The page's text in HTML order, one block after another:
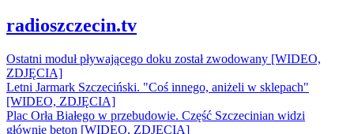
radioszczecin.tv
Ostatni moduł pływającego doku został zwodowany [WIDEO,
ZDJĘCIA]
Letni Jarmark Szczeciński. "Coś innego, aniżeli w sklepach"
[WIDEO, ZDJĘCIA]
Plac Orła Białego w przebudowie. Część Szczecinian widzi
głównie beton [WIDEO, ZDJĘCIA]